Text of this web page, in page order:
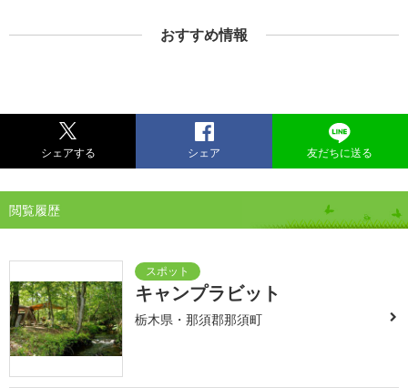
おすすめ情報
シェアする シェア 友だちに送る
閲覧履歴
キャンプラビット
栃木県・那須郡那須町